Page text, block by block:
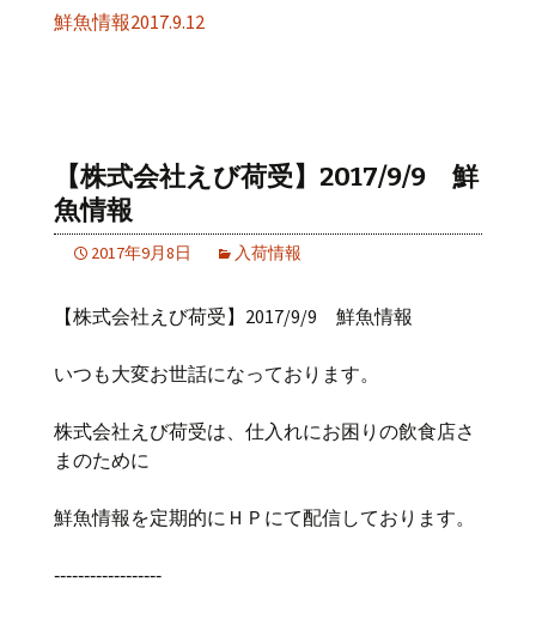
鮮魚情報2017.9.12
【株式会社えび荷受】2017/9/9 鮮
魚情報
2017年9月8日 入荷情報
【株式会社えび荷受】2017/9/9 鮮魚情報
いつも大変お世話になっております。
株式会社えび荷受は、仕入れにお困りの飲食店さ
まのために
鮮魚情報を定期的にＨＰにて配信しております。
‐‐‐‐‐‐‐‐‐‐‐‐‐‐‐‐‐‐